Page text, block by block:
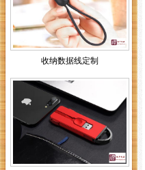
收纳数据线定制